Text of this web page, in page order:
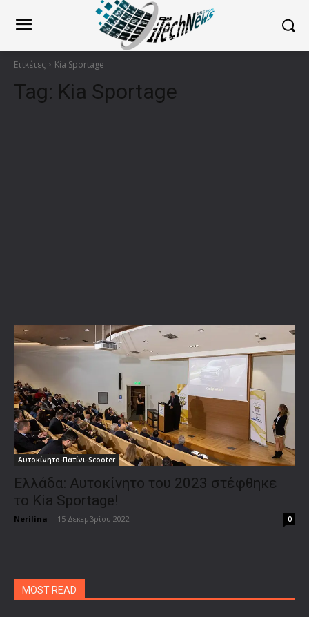
Ετικέτες Kia Sportage
Tag: Kia Sportage
Αυτοκίνητο-Πατίνι-Scooter
Ελλάδα: Αυτοκίνητο του 2023 στέφθηκε
το Kia Sportage!
Nerilina - 15 Δεκεμβρίου 2022 0
MOST READ